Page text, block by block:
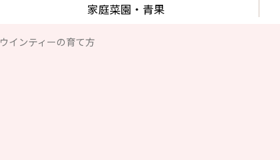
家庭菜園・青果
ウインティーの育て方